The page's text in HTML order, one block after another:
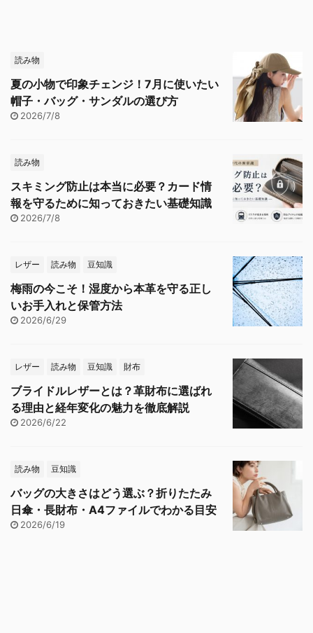
読み物
夏の小物で印象チェンジ！7月に使いたい
帽子・バッグ・サンダルの選び方
2026/7/8
読み物
スキミング防止は本当に必要？カード情
報を守るために知っておきたい基礎知識
2026/7/8
レザー 読み物 豆知識
梅雨の今こそ！湿度から本革を守る正し
いお手入れと保管方法
2026/6/29
レザー 読み物 豆知識 財布
ブライドルレザーとは？革財布に選ばれ
る理由と経年変化の魅力を徹底解説
2026/6/22
読み物 豆知識
バッグの大きさはどう選ぶ？折りたたみ
日傘・長財布・A4ファイルでわかる目安
2026/6/19